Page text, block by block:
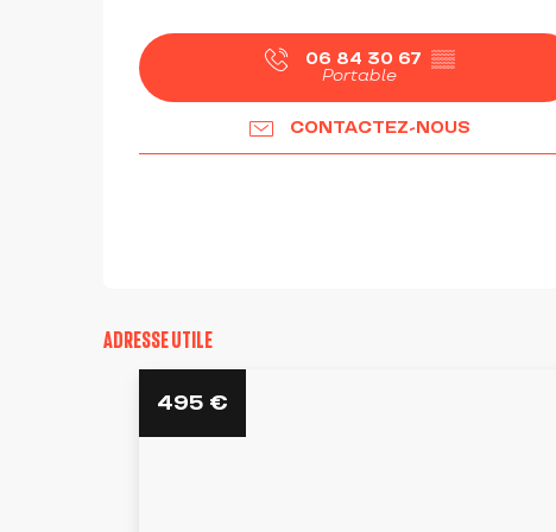
06 84 30 67 ▒▒
Portable
CONTACTEZ-NOUS
ADRESSE UTILE
495 €